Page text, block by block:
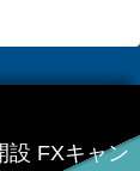
設 FXキャン